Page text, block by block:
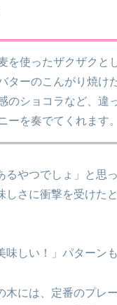
を使ったザクザクと
ターのこんがり焼け
のショコラなど、違
ーを奏でてくれます。
るやつでしょ」と思
しさに衝撃を受けた
味しい！」パターン
木には、定番のプレ